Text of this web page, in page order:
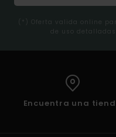
(*) Oferta valida online
de uso
Encuentra una